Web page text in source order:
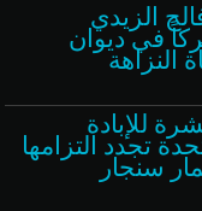
الزيدي
في ديوان
النزاهة
للإبادة
تجدد التزامها
سنجار